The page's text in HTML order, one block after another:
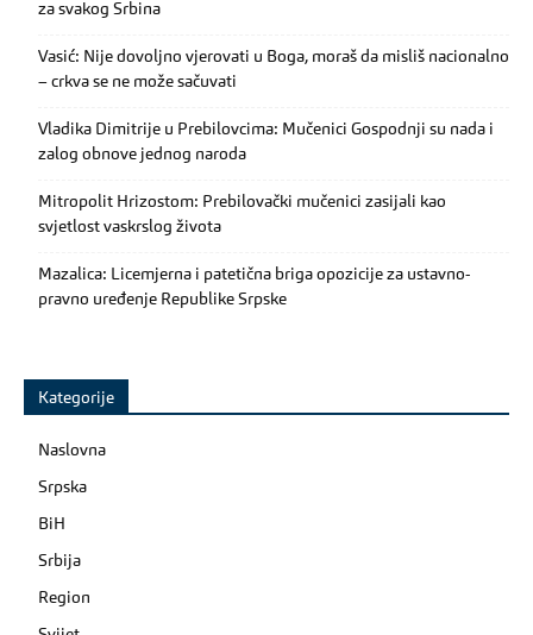
za svakog Srbina
Vasić: Nije dovoljno vjerovati u Boga, moraš da misliš nacionalno
– crkva se ne može sačuvati
Vladika Dimitrije u Prebilovcima: Mučenici Gospodnji su nada i
zalog obnove jednog naroda
Mitropolit Hrizostom: Prebilovački mučenici zasijali kao
svjetlost vaskrslog života
Mazalica: Licemjerna i patetična briga opozicije za ustavno-
pravno uređenje Republike Srpske
Kategorije
Naslovna
Srpska
BiH
Srbija
Region